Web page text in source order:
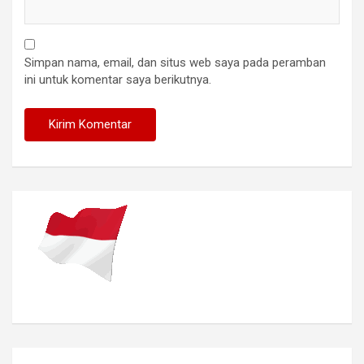
Simpan nama, email, dan situs web saya pada peramban
ini untuk komentar saya berikutnya.